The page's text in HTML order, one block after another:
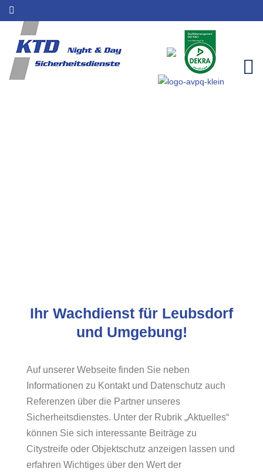
Ihr Wachdienst für Leubsdorf
und Umgebung!
Auf unserer Webseite finden Sie neben
Informationen zu Kontakt und Datenschutz auch
Referenzen über die Partner unseres
Sicherheitsdienstes. Unter der Rubrik „Aktuelles“
können Sie sich interessante Beiträge zu
Citystreife oder Objektschutz anzeigen lassen und
erfahren Wichtiges über den Wert der